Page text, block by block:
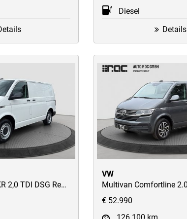
Diesel
Details
T6.1 Transporter KR 2,0 TDI DSG Regalsystem/2xSchiebetüren/AHK/Kamera/ACC/uvm
VW
€ 52.990